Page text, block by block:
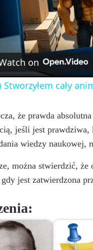
on
Stworzyłem cały
że prawda
jeśli jest
wiedzy naukowej,
można stwierdzić,
jest zatwierdzona